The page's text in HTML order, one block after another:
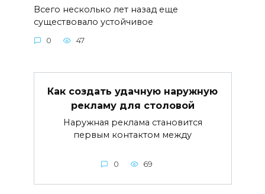
Всего несколько лет назад еще
существовало устойчивое
0 47
Как создать удачную наружную
рекламу для столовой
Наружная реклама становится
первым контактом между
0 69